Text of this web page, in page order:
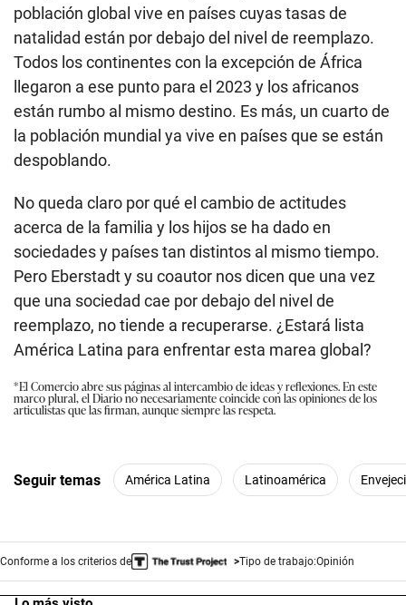
población global vive en países cuyas tasas de
natalidad están por debajo del nivel de reemplazo.
Todos los continentes con la excepción de África
llegaron a ese punto para el 2023 y los africanos
están rumbo al mismo destino. Es más, un cuarto de
la población mundial ya vive en países que se están
despoblando.
No queda claro por qué el cambio de actitudes
acerca de la familia y los hijos se ha dado en
sociedades y países tan distintos al mismo tiempo.
Pero Eberstadt y su coautor nos dicen que una vez
que una sociedad cae por debajo del nivel de
reemplazo, no tiende a recuperarse. ¿Estará lista
América Latina para enfrentar esta marea global?
*El Comercio abre sus páginas al intercambio de ideas y reflexiones. En este
marco plural, el Diario no necesariamente coincide con las opiniones de los
articulistas que las firman, aunque siempre las respeta.
Seguir temas América Latina Latinoamérica
Conforme a los criterios de Tipo de trabajo:Opinión